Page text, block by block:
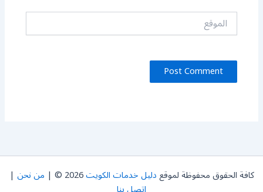
الموقع
كافة الحقوق محفوظة لموقعدليل خدمات الكويت2026 © | من نحن |